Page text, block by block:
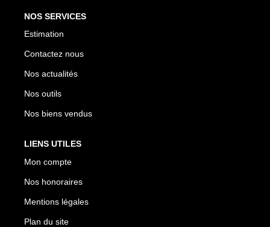
NOS SERVICES
Estimation
Contactez nous
Nos actualités
Nos outils
Nos biens vendus
LIENS UTILES
Mon compte
Nos honoraires
Mentions légales
Plan du site